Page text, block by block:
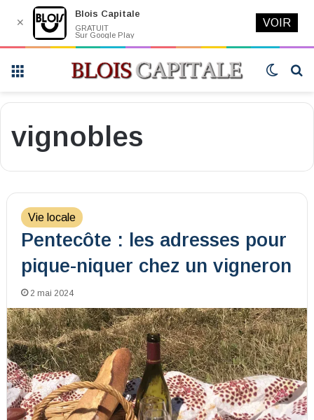
Switch
vignobles
Vie locale
Pentecôte : les adresses pour
pique-niquer chez un vigneron
2 mai 2024
✕
Blois Capitale
GRATUIT
Sur Google Play
VOIR